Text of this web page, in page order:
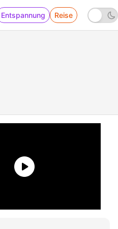
Entspannung Reise